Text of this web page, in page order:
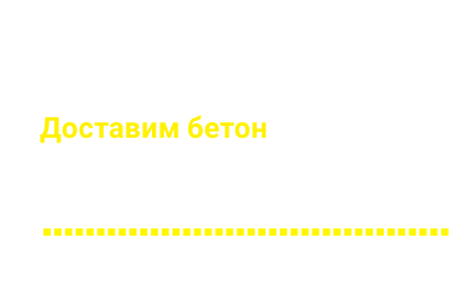
Доставим бетон